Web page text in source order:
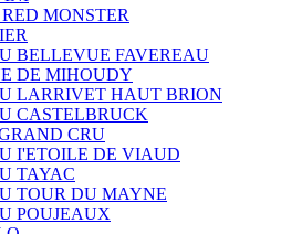
MONSTER
BELLEVUE FAVEREAU
DE MIHOUDY
LARRIVET HAUT BRION
CASTELBRUCK
CRU
I'ETOILE DE VIAUD
TAYAC
TOUR DU MAYNE
POUJEAUX